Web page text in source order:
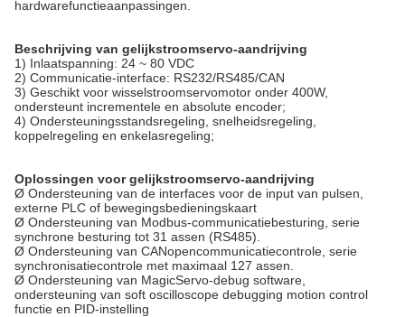
hardwarefunctieaanpassingen.
Beschrijving van gelijkstroomservo-aandrijving
1) Inlaatspanning: 24 ~ 80 VDC
2) Communicatie-interface: RS232/RS485/CAN
3) Geschikt voor wisselstroomservomotor onder 400W,
ondersteunt incrementele en absolute encoder;
4) Ondersteuningsstandsregeling, snelheidsregeling,
koppelregeling en enkelasregeling;
Oplossingen voor gelijkstroomservo-aandrijving
Ø Ondersteuning van de interfaces voor de input van pulsen,
externe PLC of bewegingsbedieningskaart
Ø Ondersteuning van Modbus-communicatiebesturing, serie
synchrone besturing tot 31 assen (RS485).
Ø Ondersteuning van CANopencommunicatiecontrole, serie
synchronisatiecontrole met maximaal 127 assen.
Ø Ondersteuning van MagicServo-debug software,
ondersteuning van soft oscilloscope debugging motion control
functie en PID-instelling